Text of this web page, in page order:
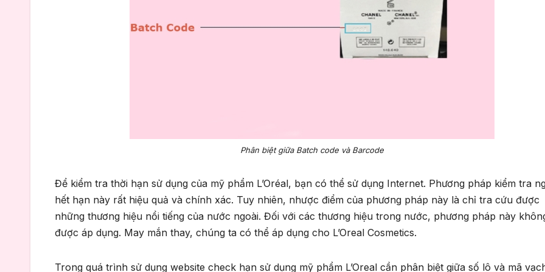
Phân biệt giữa Batch code và Barcode
Để kiểm tra thời hạn sử dụng của mỹ phẩm L’Oréal, bạn có thể sử dụng Internet. Phương pháp kiểm tra
hết hạn này rất hiệu quả và chính xác. Tuy nhiên, nhược điểm của phương pháp này là chỉ tra cứu được
những thương hiệu nổi tiếng của nước ngoài. Đối với các thương hiệu trong nước, phương pháp này
được áp dụng. May mắn thay, chúng ta có thể áp dụng cho L’Oreal Cosmetics.
Trong quá trình sử dụng website check hạn sử dụng mỹ phẩm L’Oreal cần phân biệt giữa số lô và mã